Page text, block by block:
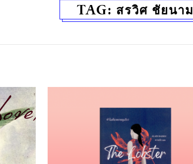
TAG: สรวิศ ชัยนาม